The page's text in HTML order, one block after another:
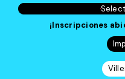
¡Inscripciones